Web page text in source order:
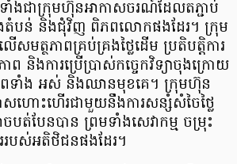
ទាំងជាក្រុមហ៊ុនអាកាសចរណ៍ដែលតភ្ជាប់
តំបន់ និងជុំវិញ ពិភពលោកផងដែរ។ ក្រុម
មត្ថភាពគ្រប់គ្រងថ្លៃដើម ប្រតិបត្តិការ
និងការប្រើប្រាស់កច្ចេកវិទ្យាចុងក្រោយ
ពទាំង អស់ និងឈានមុខគេ។ ក្រុមហ៊ុន
ហោះហើរជាមួយនឹងការសន្សំសំចៃថ្លៃ
បត់បែនបាន ព្រមទាំងសេវាកម្ម ចម្រុះ
របស់អតិថិជនផងដែរ។